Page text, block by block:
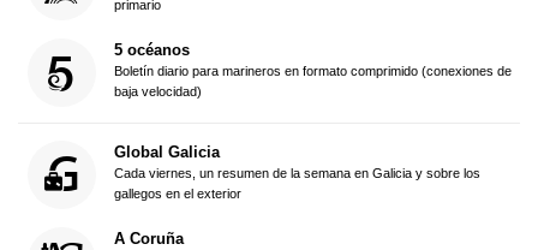
primario
5 océanos
Boletín diario para marineros en formato comprimido (conexiones de
baja velocidad)
Global Galicia
Cada viernes, un resumen de la semana en Galicia y sobre los
gallegos en el exterior
A Coruña